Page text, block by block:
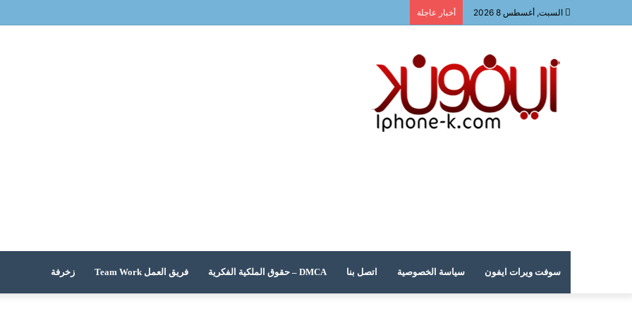
السبت, أغسطس 8 2026 أخبار عاجلة
سوفت ويرات ايفون سياسة الخصوصية اتصل بنا DMCA – حقوق الملكية الفكرية فريق العمل Team Work زخرفة